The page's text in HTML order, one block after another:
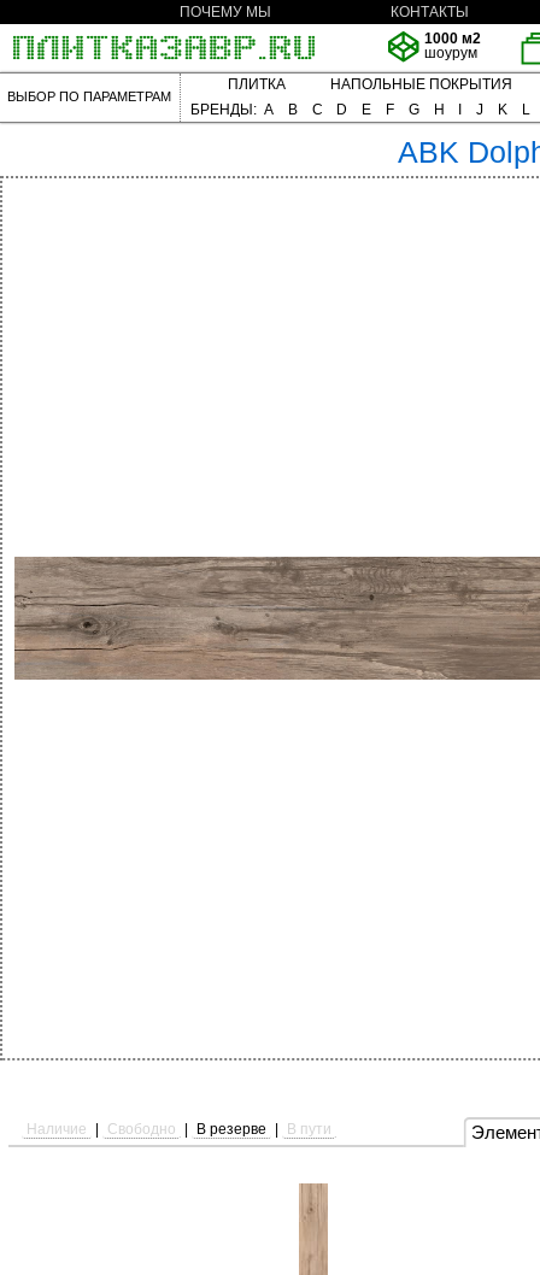
ПОЧЕМУ МЫ
КОНТАКТЫ
1000 м2
шоурум
ВЫБОР ПО ПАРАМЕТРАМ
ПЛИТКА
НАПОЛЬНЫЕ ПОКРЫТИЯ
БРЕНДЫ: A B C D E F G H J K L
ABK
Наличие Свободно В резерве В пути